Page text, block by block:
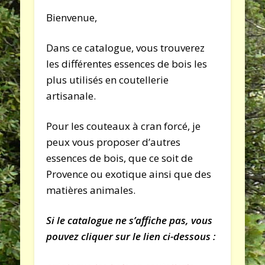
Bienvenue,
Dans ce catalogue, vous trouverez
les différentes essences de bois les
plus utilisés en coutellerie
artisanale.
Pour les couteaux à cran forcé, je
peux vous proposer d’autres
essences de bois, que ce soit de
Provence ou exotique ainsi que des
matières animales.
Si le catalogue ne s’affiche pas, vous
pouvez cliquer sur le lien ci-dessous :